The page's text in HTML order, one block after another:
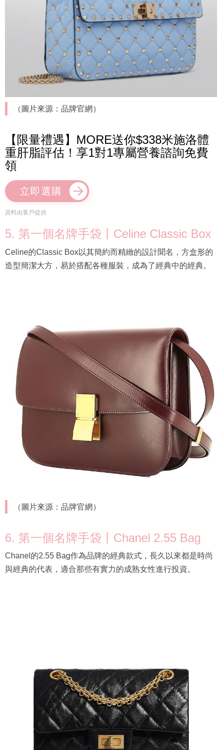
（圖片來源：品牌官網）
【限量禮遇】MORE送你$338米施洛體
重肝脂評估！享1對1專屬營養諮詢免費
領
立即選購
資料由客戶提供
5. 第一個名牌手袋丨Celine Classic Box
Celine的Classic Box以其簡約而精緻的設計聞名，方盒形的
造型簡潔大方，易於搭配各種服裝，成為了經典中的經典。
（圖片來源：品牌官網）
6. 第一個名牌手袋丨Chanel 2.55 Bag
Chanel的2.55 Bag作為品牌的經典款式，長久以來都是時尚
與經典的代表，適合那些有實力的成熟女性進行投資。